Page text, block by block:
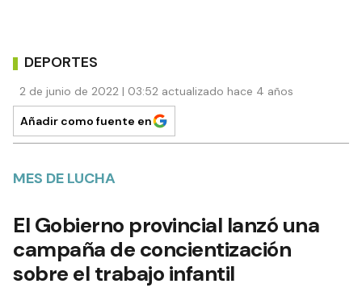
DEPORTES
2 de junio de 2022 | 03:52 actualizado hace 4 años
Añadir como fuente en
MES DE LUCHA
El Gobierno provincial lanzó una
campaña de concientización
sobre el trabajo infantil